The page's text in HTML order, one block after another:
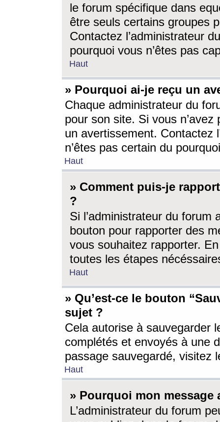
le forum spécifique dans
être seuls certains groupes
Contactez l’administrateur
pourquoi vous n’êtes pas
Haut
» Pourquoi ai-je reçu un
Chaque administrateur du
pour son site. Si vous
un avertissement. Contactez
n’êtes pas certain du
Haut
» Comment puis-je
?
Si l’administrateur du forum
bouton pour rapporter des
vous souhaitez rapporter.
toutes les étapes
Haut
» Qu’est-ce le bouton
sujet ?
Cela autorise à sauvegarder
complétés et envoyés à une
passage sauvegardé, visitez
Haut
» Pourquoi mon message
L’administrateur du forum